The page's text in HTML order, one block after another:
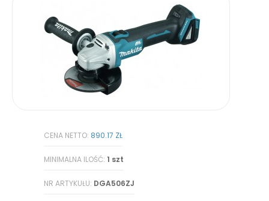
CENA NETTO: 890.17 ZŁ
MINIMALNA ILOŚĆ:1 szt
NR ARTYKUŁU: DGA506ZJ